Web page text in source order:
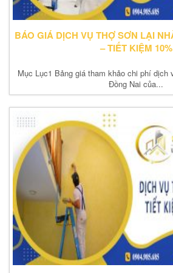
BÁO GIÁ DỊCH VỤ THỢ SƠN LẠI
– TIẾT KIỆM 10%
Mục Lục1 Bảng giá tham khảo chi phí dịch
Đồng Nai của...